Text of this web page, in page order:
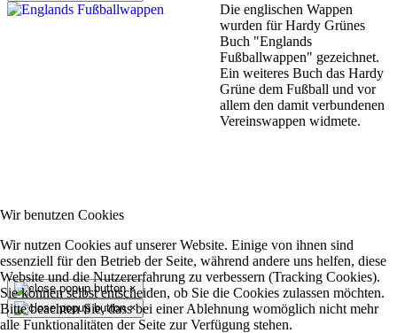
Wir benutzen Cookies
Wir nutzen Cookies auf unserer Website. Einige von ihnen sind
essenziell für den Betrieb der Seite, während andere uns helfen, diese
Website und die Nutzererfahrung zu verbessern (Tracking Cookies).
Sie können selbst entscheiden, ob Sie die Cookies zulassen möchten.
Bitte beachten Sie, dass bei einer Ablehnung womöglich nicht mehr
alle Funktionalitäten der Seite zur Verfügung stehen.
Die englischen Wappen
wurden für Hardy Grünes
Buch "Englands
Fußballwappen" gezeichnet.
Ein weiteres Buch das Hardy
Grüne dem Fußball und vor
allem den damit verbundenen
Vereinswappen widmete.
×
×